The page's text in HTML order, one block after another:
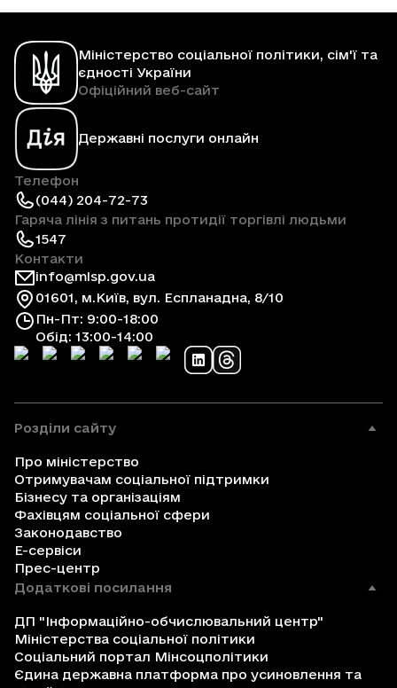
Міністерство соціальної політики, сім'ї та
єдності України
Офіційний веб-сайт
Державні послуги онлайн
Телефон
(044) 204-72-73
Гаряча лінія з питань протидії торгівлі людьми
1547
Контакти
info@mlsp.gov.ua
01601, м.Київ, вул. Еспланадна, 8/10
Пн-Пт: 9:00-18:00
Обід: 13:00-14:00
Розділи сайту
Про міністерство
Отримувачам соціальної підтримки
Бізнесу та організаціям
Фахівцям соціальної сфери
Законодавство
Е-сервіси
Прес-центр
Додаткові посилання
ДП "Інформаційно-обчислювальний центр"
Міністерства соціальної політики
Соціальний портал Мінсоцполітики
Єдина державна платформа про усиновлення та